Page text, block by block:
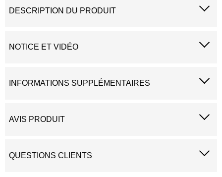
DESCRIPTION DU PRODUIT
NOTICE ET VIDÉO
INFORMATIONS SUPPLÉMENTAIRES
AVIS PRODUIT
QUESTIONS CLIENTS